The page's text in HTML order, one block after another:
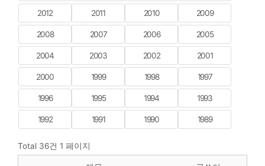
2012 2011 2010 2009
2008 2007 2006 2005
2004 2003 2002 2001
2000 1999 1998 1997
1996 1995 1994 1993
1992 1991 1990 1989
Total 36건 1 페이지